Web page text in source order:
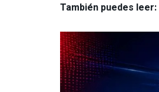
También puedes leer: